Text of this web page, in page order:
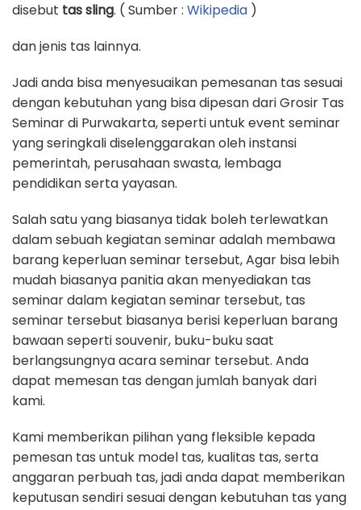
disebut tas sling. ( Sumber : Wikipedia )
dan jenis tas lainnya.
Jadi anda bisa menyesuaikan pemesanan tas sesuai
dengan kebutuhan yang bisa dipesan dari Grosir Tas
Seminar di Purwakarta, seperti untuk event seminar
yang seringkali diselenggarakan oleh instansi
pemerintah, perusahaan swasta, lembaga
pendidikan serta yayasan.
Salah satu yang biasanya tidak boleh terlewatkan
dalam sebuah kegiatan seminar adalah membawa
barang keperluan seminar tersebut, Agar bisa lebih
mudah biasanya panitia akan menyediakan tas
seminar dalam kegiatan seminar tersebut, tas
seminar tersebut biasanya berisi keperluan barang
bawaan seperti souvenir, buku-buku saat
berlangsungnya acara seminar tersebut. Anda
dapat memesan tas dengan jumlah banyak dari
kami.
Kami memberikan pilihan yang fleksible kepada
pemesan tas untuk model tas, kualitas tas, serta
anggaran perbuah tas, jadi anda dapat memberikan
keputusan sendiri sesuai dengan kebutuhan tas yang